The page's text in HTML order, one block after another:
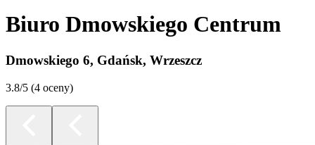
Biuro Dmowskiego Centrum
Dmowskiego 6, Gdańsk, Wrzeszcz
3.8/5 (4 oceny)